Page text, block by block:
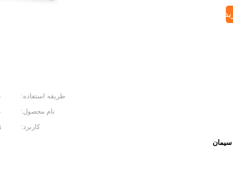
طریقه استفاده:
نام محصول:
کاربرد: